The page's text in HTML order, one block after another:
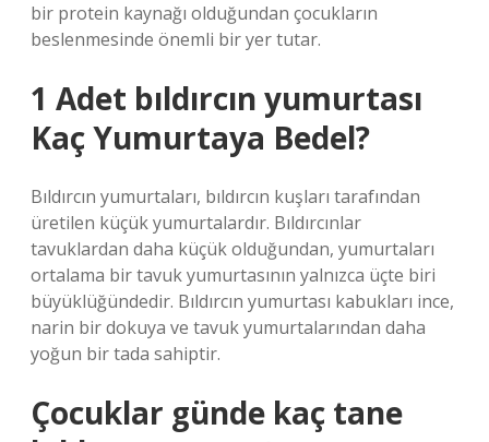
bir protein kaynağı olduğundan çocukların
beslenmesinde önemli bir yer tutar.
1 Adet bıldırcın yumurtası
Kaç Yumurtaya Bedel?
Bıldırcın yumurtaları, bıldırcın kuşları tarafından
üretilen küçük yumurtalardır. Bıldırcınlar
tavuklardan daha küçük olduğundan, yumurtaları
ortalama bir tavuk yumurtasının yalnızca üçte biri
büyüklüğündedir. Bıldırcın yumurtası kabukları ince,
narin bir dokuya ve tavuk yumurtalarından daha
yoğun bir tada sahiptir.
Çocuklar günde kaç tane